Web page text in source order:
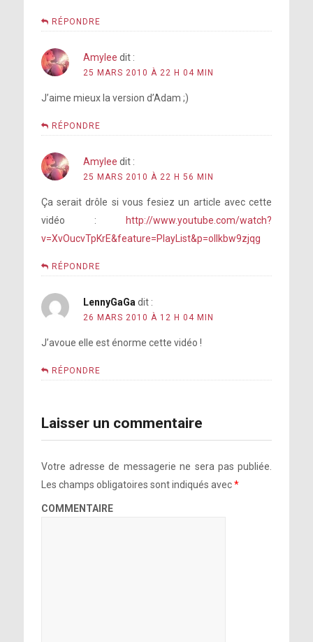
RÉPONDRE
Amylee dit :
25 MARS 2010 À 22 H 04 MIN
J’aime mieux la version d’Adam ;)
RÉPONDRE
Amylee dit :
25 MARS 2010 À 22 H 56 MIN
Ça serait drôle si vous fesiez un article avec cette
vidéo :
http://www.youtube.com/watch?
v=XvOucvTpKrE&feature=PlayList&p=oIlkbw9zjqg
RÉPONDRE
LennyGaGa dit :
26 MARS 2010 À 12 H 04 MIN
J’avoue elle est énorme cette vidéo !
RÉPONDRE
Laisser un commentaire
Votre adresse de messagerie ne sera pas publiée.
Les champs obligatoires sont indiqués avec*
COMMENTAIRE